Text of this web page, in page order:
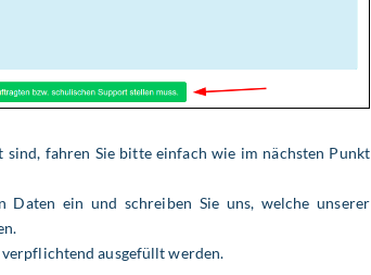
fahren Sie bitte einfach wie im nächsten Punkt
Daten ein und schreiben Sie uns, welche unserer
ausgefüllt werden.